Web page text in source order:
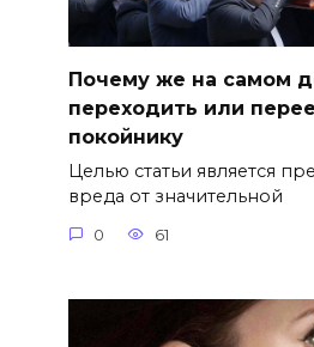
Почему же на самом
переходить или
покойнику
Целью статьи является
вреда от значительной
0 61